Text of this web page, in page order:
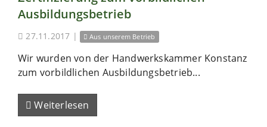
Ausbildungsbetrieb
27.11.2017 | Aus unserem Betrieb
Wir wurden von der Handwerkskammer Konstanz
zum vorbildlichen Ausbildungsbetrieb...
Weiterlesen